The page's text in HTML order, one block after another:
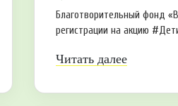
Благотворительный фонд
регистрации на акцию
Читать далее